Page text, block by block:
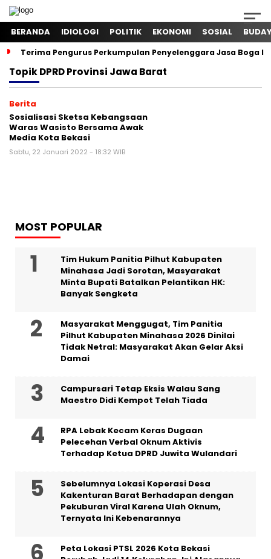
BERANDA IDIOLOGI POLITIK EKONOMI SOSIAL
Terima Pengurus Perkumpulan Penyelenggara Jasa Boga
TopikDPRD Provinsi Jawa Barat
Berita
Sosialisasi Sketsa Kebangsaan
Waras Wasisto Bersama Awak
Media Kota Bekasi
Sabtu, 22 Januari 2022 - 18:32 WIB
MOST POPULAR
Tim Hukum Panitia Pilhut Kabupaten
Minahasa Jadi Sorotan, Masyarakat
Minta Bupati Batalkan Pelantikan HK:
Banyak Sengketa
Masyarakat Menggugat, Tim Panitia
Pilhut Kabupaten Minahasa 2026 Dinilai
Tidak Netral: Masyarakat Akan Gelar Aksi
Damai
Campursari Tetap Eksis Walau Sang
Maestro Didi Kempot Telah Tiada
RPA Lebak Kecam Keras Dugaan
Pelecehan Verbal Oknum Aktivis
Terhadap Ketua DPRD Juwita Wulandari
Sebelumnya Lokasi Koperasi Desa
Kakenturan Barat Berhadapan dengan
Pekuburan Viral Karena Ulah Oknum,
Ternyata Ini Kebenarannya
Peta Lokasi PTSL 2026 Kota Bekasi